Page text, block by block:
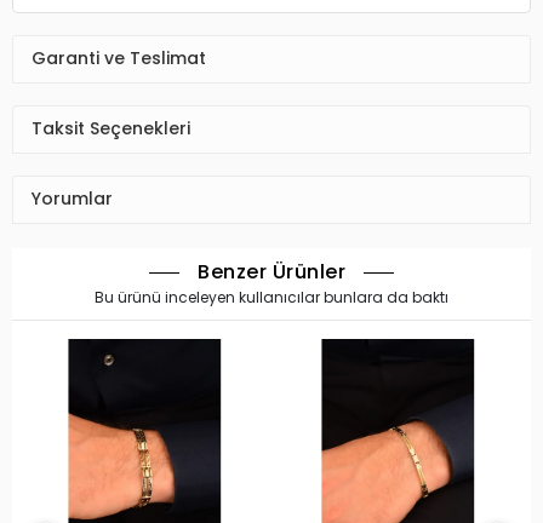
Garanti ve Teslimat
Taksit Seçenekleri
Yorumlar
Benzer Ürünler
Bu ürünü inceleyen kullanıcılar bunlara da baktı